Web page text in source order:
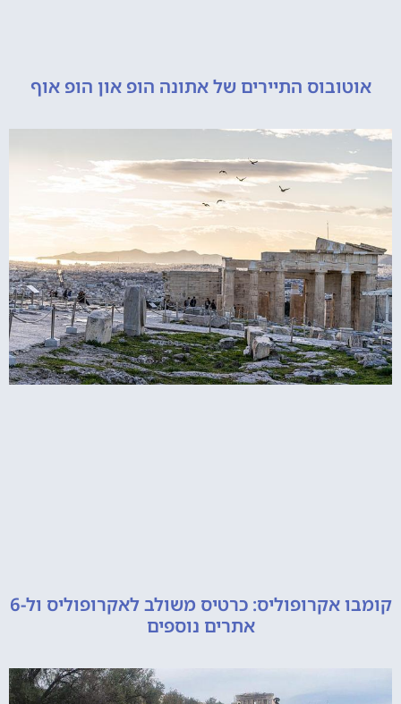
התיירים של אתונה הופ און הופ אוף
קומבו אקרופוליס: כרטיס משולב לאקרופוליס ול-6
אתרים נוספים